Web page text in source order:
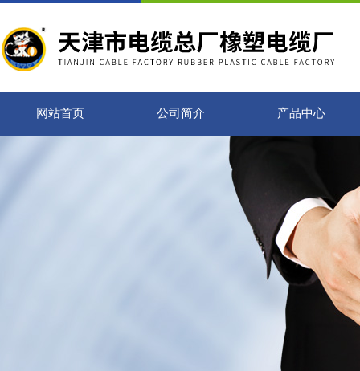
网站首页 公司简介 产品中心